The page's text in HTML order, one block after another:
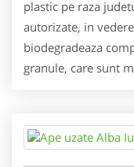
plastic pe raza
autorizate, in
biodegradeaza
granule, care sunt